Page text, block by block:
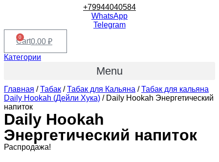
+79944040584
WhatsApp
Telegram
0.00 ₽
0
Cart
Категории
Menu
Главная /Табак /Табак для Кальяна /Табак для кальяна
Daily Hookah (Дейли Хука) / Daily Hookah Энергетический
напиток
Daily Hookah
Энергетический напиток
Распродажа!